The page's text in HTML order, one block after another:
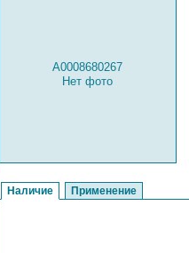
A0008680267
Нет фото
Наличие Применение